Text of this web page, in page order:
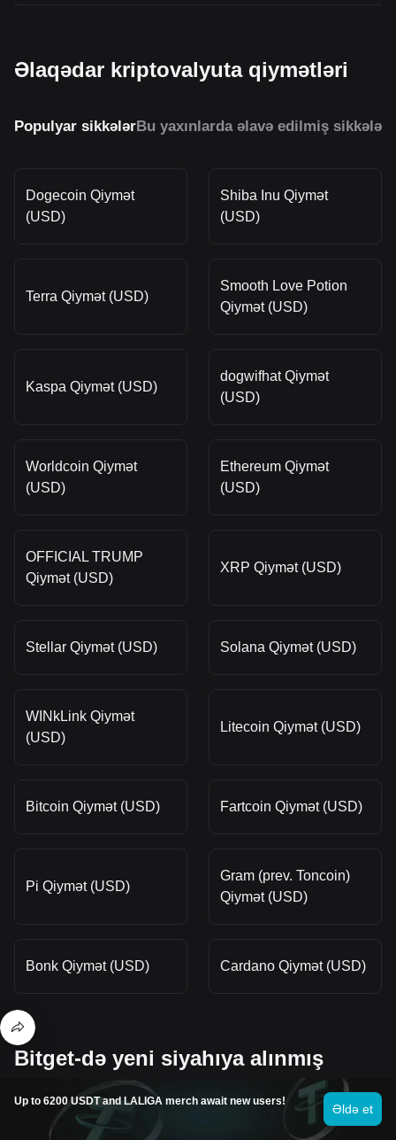
Əlaqədar kriptovalyuta qiymətləri
Populyar sikkələrBu yaxınlarda əlavə edilmiş sikkələr
Dogecoin Qiymət
(USD)
Shiba Inu Qiymət
(USD)
Terra Qiymət (USD)
Smooth Love Potion
Qiymət (USD)
Kaspa Qiymət (USD)
dogwifhat Qiymət
(USD)
Worldcoin Qiymət
(USD)
Ethereum Qiymət
(USD)
OFFICIAL TRUMP
Qiymət (USD)
XRP Qiymət (USD)
Stellar Qiymət (USD) Solana Qiymət (USD)
WINkLink Qiymət
(USD)
Litecoin Qiymət (USD)
Bitcoin Qiymət (USD) Fartcoin Qiymət (USD)
Pi Qiymət (USD)
Gram (prev. Toncoin)
Qiymət (USD)
Bonk Qiymət (USD) Cardano Qiymət (USD)
Bitget-də yeni siyahıya alınmış
sikkələrin qiymətləri
Up to 6200 USDT and LALIGA merch await new users!
Əldə et